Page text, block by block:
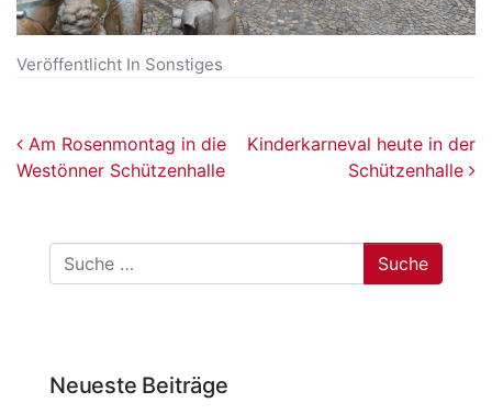
Veröffentlicht In Sonstiges
Beitragsnavigation
Am Rosenmontag in die
Westönner Schützenhalle
Kinderkarneval heute in der
Schützenhalle
Suche
Neueste Beiträge